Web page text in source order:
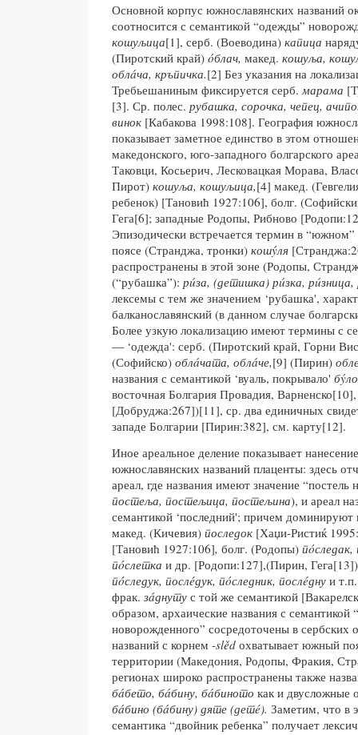
Основной корпус южнославянских названий
соотносится с семантикой “одежды”
кошуљица[1], серб. (Воеводина) капица
(Пиротский край) óблач, макед. кошуља,
облáча, кръпичка.[2] Без указания на
Требьешаниным фиксируется серб. марама
[3]. Ср. полес. рубашка, сорочка, чепец,
винок [Кабакова 1998:108]. География
показывает заметное единство в этом
македонского, юго-западного болгарского
Таковци, Косьерич, Лесковацкая Морава,
Пирот) кошуља, кошуљица,[4] макед.
ребенок) [Тановић 1927:106], болг.
Гега[6]; западные Родопы, Рибново
Эпизодически встречается термин в “южном”
поясе (Странджа, тронки) кошýля
распространены в этой зоне (Родопы,
(“рубашка”): рúза, (детишка) рúзка,
лексемы с тем же значением ‘рубашка',
балканославянский (в данном случае
Более узкую локализацию имеют термины с
— ‘одежда': серб. (Пиротский край, Горни
(Софийско) облáчата, облáче,[9] (Пирин)
названия с семантикой ‘вуаль, покрывало'
восточная Болгария Провадия,
[Добруджа:267])[11], ср. два единичных
западе Болгарии [Пирин:382], см. карту[12].
Иное ареальное деление показывает
южнославянских названий плаценты: здесь
ареал, где названия имеют значение
постеља, постељица, постељина), и ареал
семантикой ‘последний'; причем доминируют
макед. (Кичевия) последок [Хаџи-Ристиќ
[Тановић 1927:106], болг. (Родопы) пóследак,
пóслетка и др. [Родопи:127],(Пирин,
пóследук, послéдук, пóследник, послéдну и
фрак. зáднуту с той же семантикой
образом, архаические названия с семантикой
новорожденного” сосредоточены в сербских
названий с корнем -slěd охватывает южный
территории (Македония, Родопы, Фракия,
регионах широко распространены также
бáбето, бáбину, бáбиното как и двусложные
бáбино (бáбину) дяте (детé). Заметим, что в
семантика “двойник ребенка” получает